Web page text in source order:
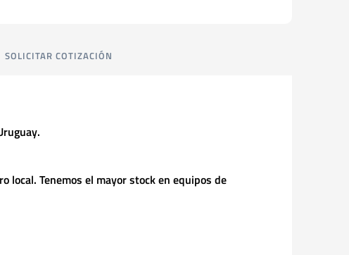
SOLICITAR COTIZACIÓN
local. Tenemos el mayor stock en equipos de